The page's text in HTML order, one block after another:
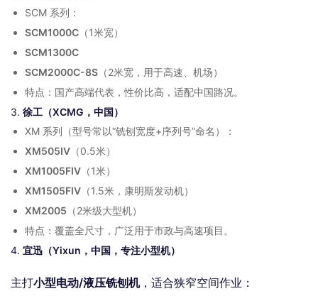
SCM 系列：
SCM1000C （1米宽）
SCM1300C
SCM2000C-8S （2米宽，用于高速、机场）
特点：国产高端代表，性价比高，适配中国路况。
3. 徐工（XCMG，中国）
XM 系列（型号常以“铣刨宽度+序列号”命名）：
XM505IV （0.5米）
XM1005FIV （1米）
XM1505FIV （1.5米，康明斯发动机）
XM2005 （2米级大型机）
特点：覆盖全尺寸，广泛用于市政与高速项目。
4. 宜迅（Yixun，中国，专注小型机）
主打小型电动/液压铣刨机，适合狭窄空间作业：